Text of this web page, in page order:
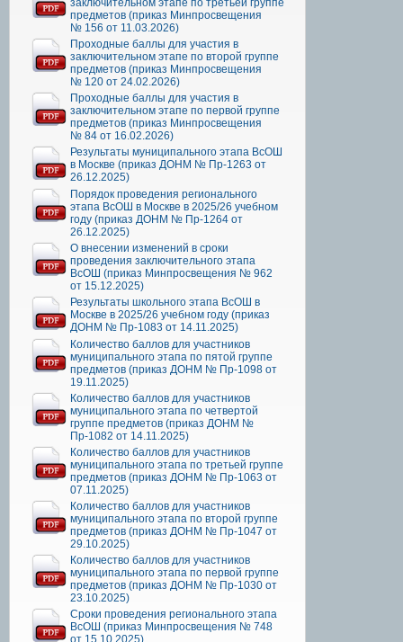
заключительном этапе по третьей группе
предметов (приказ Минпросвещения
№ 156 от 11.03.2026)
Проходные баллы для участия в
заключительном этапе по второй группе
предметов (приказ Минпросвещения
№ 120 от 24.02.2026)
Проходные баллы для участия в
заключительном этапе по первой группе
предметов (приказ Минпросвещения
№ 84 от 16.02.2026)
Результаты муниципального этапа ВсОШ
в Москве (приказ ДОНМ № Пр-1263 от
26.12.2025)
Порядок проведения регионального
этапа ВсОШ в Москве в 2025/26 учебном
году (приказ ДОНМ № Пр-1264 от
26.12.2025)
О внесении изменений в сроки
проведения заключительного этапа
ВсОШ (приказ Минпросвещения № 962
от 15.12.2025)
Результаты школьного этапа ВсОШ в
Москве в 2025/26 учебном году (приказ
ДОНМ № Пр-1083 от 14.11.2025)
Количество баллов для участников
муниципального этапа по пятой группе
предметов (приказ ДОНМ № Пр-1098 от
19.11.2025)
Количество баллов для участников
муниципального этапа по четвертой
группе предметов (приказ ДОНМ №
Пр-1082 от 14.11.2025)
Количество баллов для участников
муниципального этапа по третьей группе
предметов (приказ ДОНМ № Пр-1063 от
07.11.2025)
Количество баллов для участников
муниципального этапа по второй группе
предметов (приказ ДОНМ № Пр-1047 от
29.10.2025)
Количество баллов для участников
муниципального этапа по первой группе
предметов (приказ ДОНМ № Пр-1030 от
23.10.2025)
Сроки проведения регионального этапа
ВсОШ (приказ Минпросвещения № 748
от 15.10.2025)